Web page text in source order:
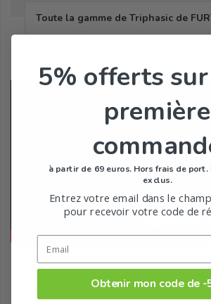
Toute la gamme de Triphasic de
5% offerts
première
à partir de 69 euros. Hors frais de
exclus.
Entrez votre email dans le
pour recevoir votre code de
Obtenir mon code de -